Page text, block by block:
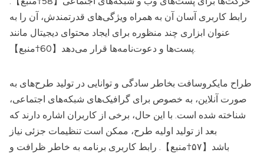
رابط کاربری آسان آن به همراه ویژگی‌های قدرتمندش، آن را به
عنوان ابزاری چند منظوره برای ایجاد محتوای دیجیتال مانند
پست‌ها و دعوت‌نامه‌ها قرار می‌دهد【60†منبع】.
طراح مایکروسافت بخاطر سادگی و توانایی در تولید طرح‌های به
صورت آنلاین، به خصوص برای گرافیک‌های شبکه‌های اجتماعی،
شناخته شده است. با این حال، برخی از کاربران اشاره دارند که
بعد از تولید اولیه طرح، ممکن است تنظیمات جزئی نیاز
باشد【۵۷†منبع】. رابط کاربری برنامه به خاطر ظرافت و